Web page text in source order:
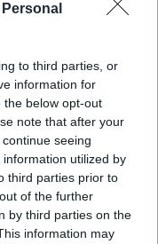
to third parties, or
information for
the below opt-out
note that after your
seeing
utilized by
third parties prior to
of the further
by third parties on the
information may